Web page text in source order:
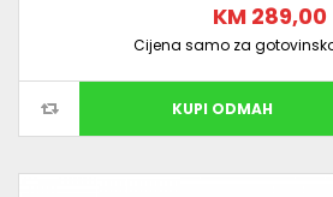
KM 289,00
Cijena samo za
KUPI ODMAH